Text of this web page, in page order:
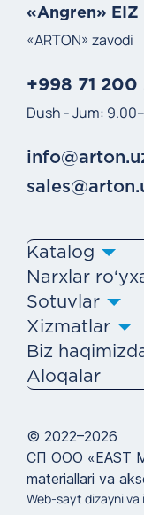
«Angren» EIZ
«ARTON» zavodi
+998 71 200
Dush - Jum:
Katalog
Narxlar
Sotuvlar
Xizmatlar
Biz
Aloqalar
© 2022–2026
СП ООО «EAST
materiallari va
Web-sayt dizayni